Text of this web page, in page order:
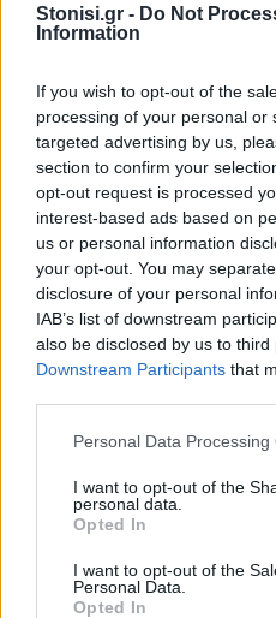
Stonisi.gr - Do Not
Information
If you wish to opt-out of the
processing of your personal or
targeted advertising by us,
section to confirm your
opt-out request is processed
interest-based ads based on
us or personal information
your opt-out. You may
disclosure of your personal
IAB’s list of downstream
also be disclosed by us to third
Downstream Participants that
Personal Data Processing
I want to opt-out of the
personal data.
Opted In
I want to opt-out of the
Personal Data.
Opted In
ιστορικές περιόδους.